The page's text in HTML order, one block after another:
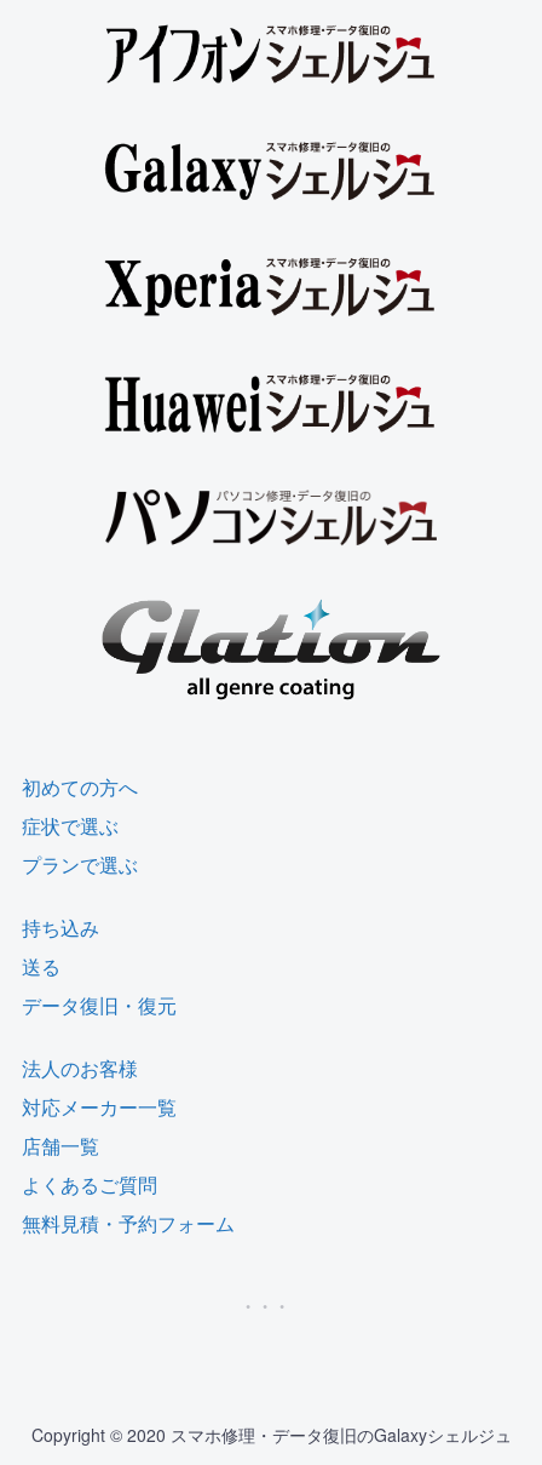
初めての方へ
症状で選ぶ
プランで選ぶ
持ち込み
送る
データ復旧・復元
法人のお客様
対応メーカー一覧
店舗一覧
よくあるご質問
無料見積・予約フォーム
Copyright © 2020 スマホ修理・データ復旧のGalaxyシェルジュ